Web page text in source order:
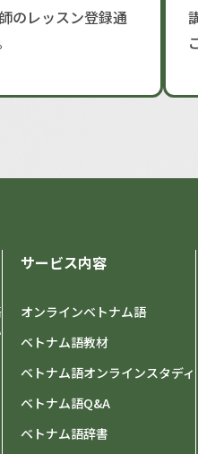
のレッスン登録通
サービス内容
オンラインベトナム語
ベトナム語教材
ベトナム語オンラインスタディ
ベトナム語Q&A
ベトナム語辞書